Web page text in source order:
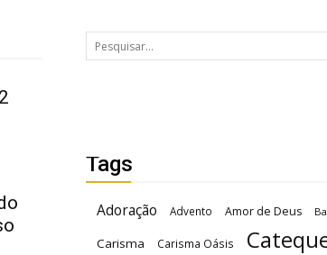
Tags
Adoração Advento Amor de Deus
Carisma Carisma Oásis